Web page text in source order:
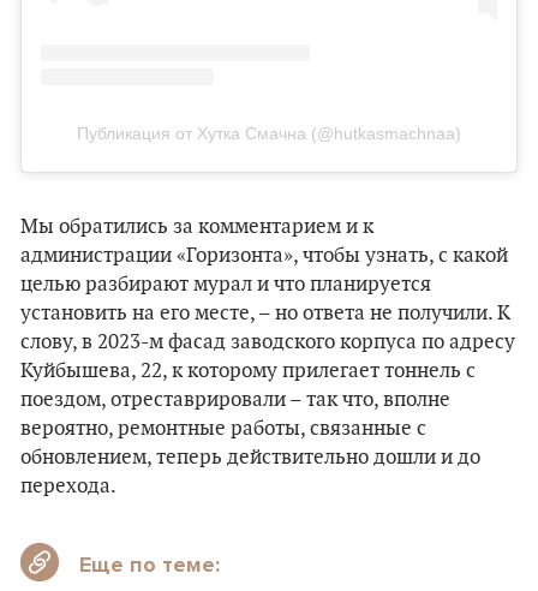
Публикация от Хутка Смачна (@hutkasmachnaa)
Мы обратились за комментарием и к
администрации «Горизонта», чтобы узнать, с какой
целью разбирают мурал и что планируется
установить на его месте, – но ответа не получили. К
слову, в 2023-м фасад заводского корпуса по адресу
Куйбышева, 22, к которому прилегает тоннель с
поездом, отреставрировали – так что, вполне
вероятно, ремонтные работы, связанные с
обновлением, теперь действительно дошли и до
перехода.
Еще по теме: